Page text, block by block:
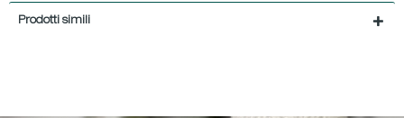
Prodotti simili